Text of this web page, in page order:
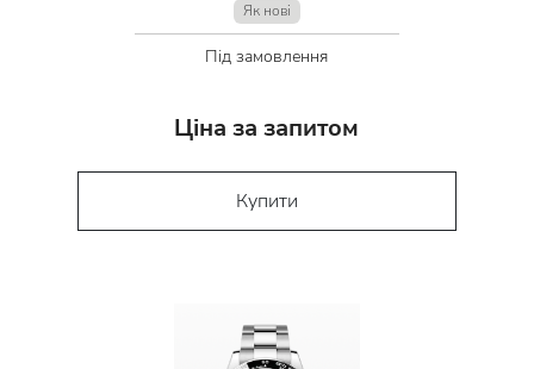
Як нові
Під замовлення
Ціна за запитом
Купити